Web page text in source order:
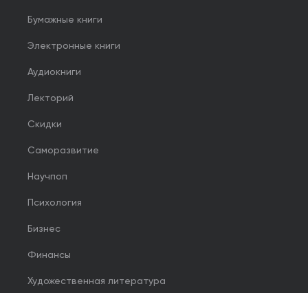
Бумажные книги
Электронные книги
Аудиокниги
Лекторий
Скидки
Саморазвитие
Научпоп
Психология
Бизнес
Финансы
Художественная литература